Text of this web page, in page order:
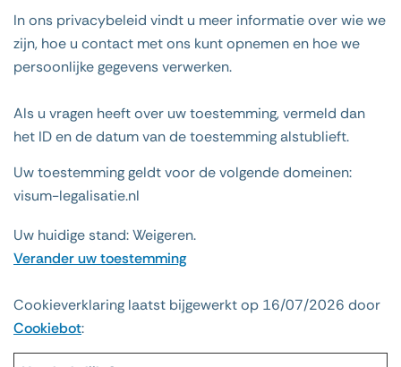
In ons privacybeleid vindt u meer informatie over wie we
zijn, hoe u contact met ons kunt opnemen en hoe we
persoonlijke gegevens verwerken.
Als u vragen heeft over uw toestemming, vermeld dan
het ID en de datum van de toestemming alstublieft.
Uw toestemming geldt voor de volgende domeinen:
visum-legalisatie.nl
Uw huidige stand: Weigeren.
Verander uw toestemming
Cookieverklaring laatst bijgewerkt op 16/07/2026 door
Cookiebot: